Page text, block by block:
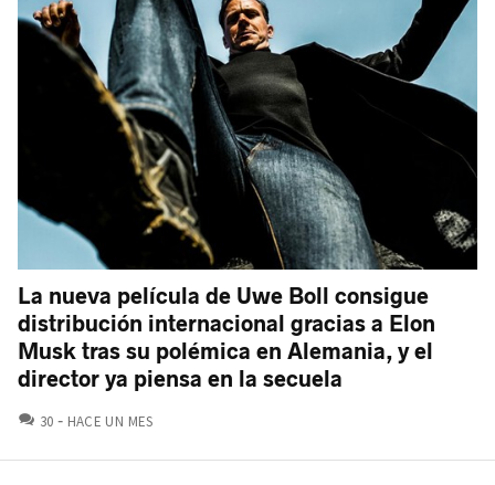
La nueva película de Uwe Boll consigue
distribución internacional gracias a Elon
Musk tras su polémica en Alemania, y el
director ya piensa en la secuela
30 COMENTARIOS
HACE UN MES